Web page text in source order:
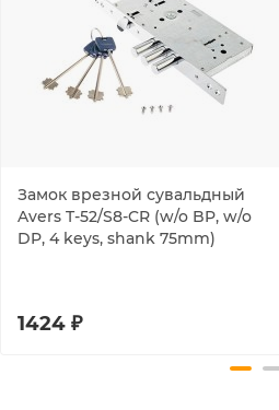
Замок врезной сувальдный
Avers T-52/S8-CR (w/o BP, w/o
DP, 4 keys, shank 75mm)
1424 ₽